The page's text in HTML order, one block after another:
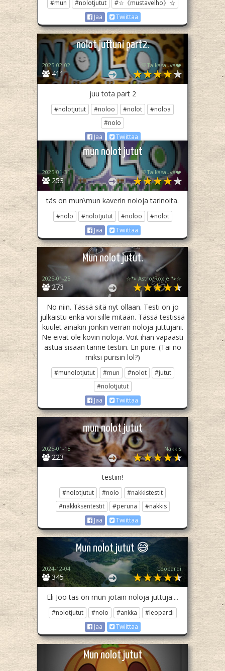
#mun #nolotjutut
#☆《mustavelho》☆
Jaa
Twiittaa
nolot juttuni part2.
411
2025-02-02 💛Taikasauva❤️
juu tota part 2
#nolotjutut #noloo #nolot
#noloa
#nolo
Jaa
Twiittaa
mun nolot jutut
253
2025-01-31 💛Taikasauva❤️
täs on mun\mun kaverin noloja tarinoita.
#nolo #nolotjutut #noloo
#nolot
Jaa
Twiittaa
Mun nolot jutut.
273
2025-01-25 ☆🐾 Astro/Roxie 🐾☆
No niin. Tässä sitä nyt ollaan. Testi on jo
julkaistu enkä voi sille mitään. Tässä testissä
kuulet ainakin jonkin verran noloja juttujani.
Ne eivät ole kovin noloja. Voit ihan vapaasti
astua sisään tänne testiin. En pure. (Tai no
miksi purisin lol?)
#munolotjutut #mun #nolot
#jutut
#nolotjutut
Jaa
Twiittaa
mun nolot jutut
223
2025-01-15 Nakkis
testiin!
#nolotjutut #nolo
#nakkistestit
#nakkiksentestit
#peruna
#nakkis
Jaa
Twiittaa
Mun nolot jutut 😅
345
2024-12-04 Leopardi
Eli Joo täs on mun jotain noloja juttuja....
#nolotjutut #nolo #ankka
#leopardi
Jaa
Twiittaa
Mun nolot jutut